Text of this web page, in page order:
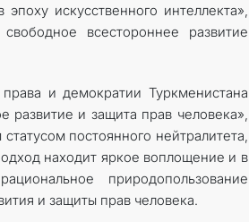
искусственного интеллекта»,
всестороннее развитие
и демократии Туркменистана
развитие и защита прав человека»,
постоянного нейтралитета,
находит яркое воплощение и в
природопользование
и защиты прав человека.